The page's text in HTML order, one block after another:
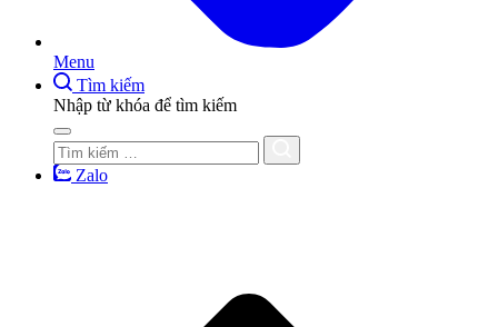
Menu
Tìm kiếm
Nhập từ khóa để tìm kiếm
Zalo